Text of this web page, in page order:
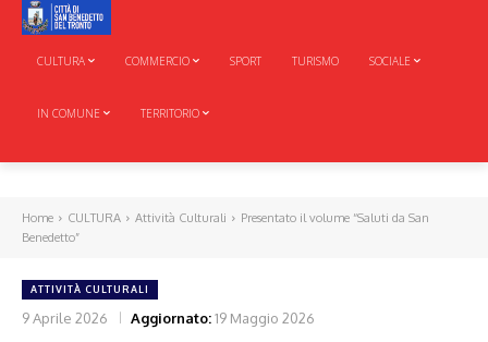
CULTURA COMMERCIO SPORT TURISMO SOCIALE
IN COMUNE TERRITORIO
Home CULTURA Attività Culturali
Presentato il volume “Saluti da San
Benedetto”
ATTIVITÀ CULTURALI
9 Aprile 2026 Aggiornato:19 Maggio 2026